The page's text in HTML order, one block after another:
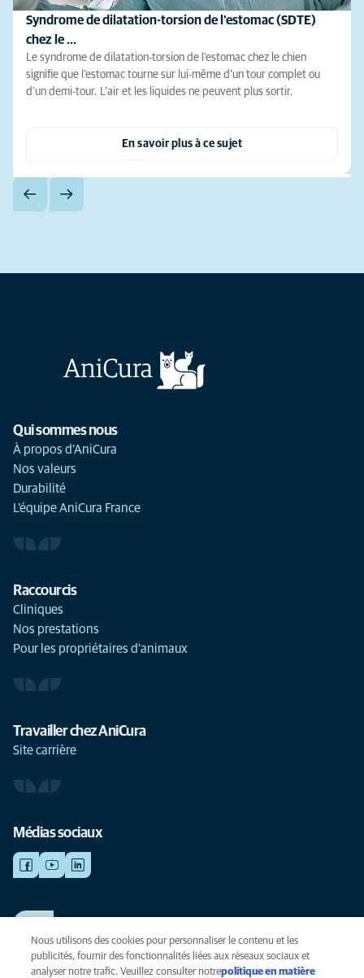
Syndrome de dilatation-torsion de l’estomac (SDTE)
chez le …
Le syndrome de dilatation-torsion de l’estomac chez le chien
signifie que l’estomac tourne sur lui-même d’un tour complet ou
d’un demi-tour. L’air et les liquides ne peuvent plus sortir.
En savoir plus à ce sujet
Qui sommes nous
À propos d'AniCura
Nos valeurs
Durabilité
L'équipe AniCura France
Raccourcis
Cliniques
Nos prestations
Pour les propriétaires d'animaux
Travailler chez AniCura
Site carrière
Médias sociaux
Voir nos offres d'emploi
Nous utilisons des cookies pour personnaliser le contenu et les
publicités, fournir des fonctionnalités liées aux réseaux sociaux et
analyser notre trafic. Veuillez consulter notrepolitique en matière